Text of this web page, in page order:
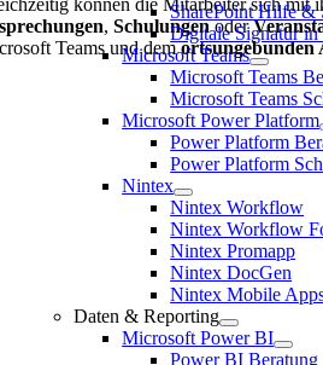
SharePoint Hilfe &
Digitale Signatur in
Microsoft Teams
Microsoft Teams
Microsoft Teams
Microsoft Power Platform
Power Platform
Power Platform
Nintex
Nintex Workflow
Nintex Workflow
Nintex Promapp
Nintex DocGen
Nintex Mobile
Daten & Reporting
Microsoft Power BI
Power BI Beratung
können die Mitarbeiter sich mit
,Schulungenoder
Teams und demortsungebunden